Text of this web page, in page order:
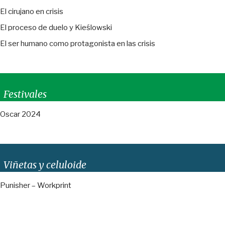
El cirujano en crisis
El proceso de duelo y Kieślowski
El ser humano como protagonista en las crisis
Festivales
Oscar 2024
Viñetas y celuloide
Punisher – Workprint